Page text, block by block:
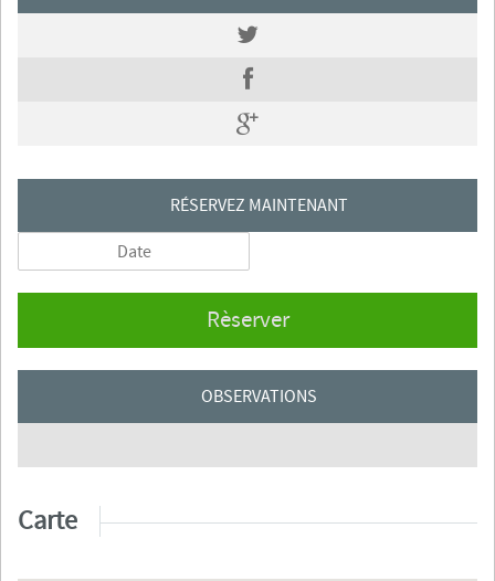
RÉSERVEZ MAINTENANT
Rèserver
OBSERVATIONS
Carte